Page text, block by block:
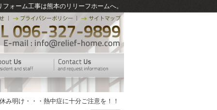
ォーム工事は熊本のリリーフホームへ。
み明け・・・熱中症に十分ご注意を！！